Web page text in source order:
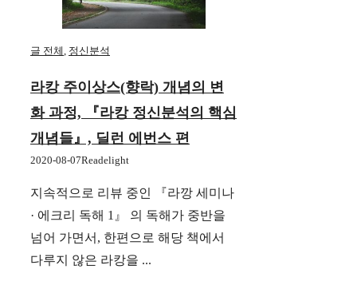
글 전체 정신분석
라캉 주이상스(향락) 개념의 변
화 과정, 『라캉 정신분석의 핵심
개념들』, 딜런 에번스 편
2020-08-07Readelight
지속적으로 리뷰 중인 『라깡 세미나
· 에크리 독해 1』 의 독해가 중반을
넘어 가면서, 한편으로 해당 책에서
다루지 않은 라캉을 ...